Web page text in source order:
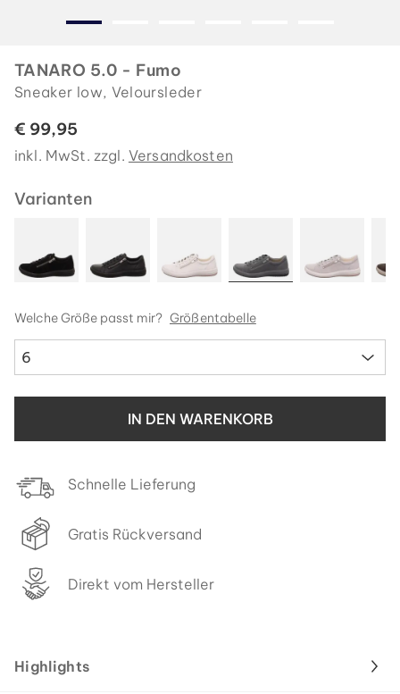
TANARO 5.0 - Fumo
Sneaker low, Veloursleder
€ 99,95
inkl. MwSt. zzgl. Versandkosten
Varianten
Welche Größe passt mir? Größentabelle
6
IN DEN WARENKORB
Schnelle Lieferung
Gratis Rückversand
Direkt vom Hersteller
Highlights